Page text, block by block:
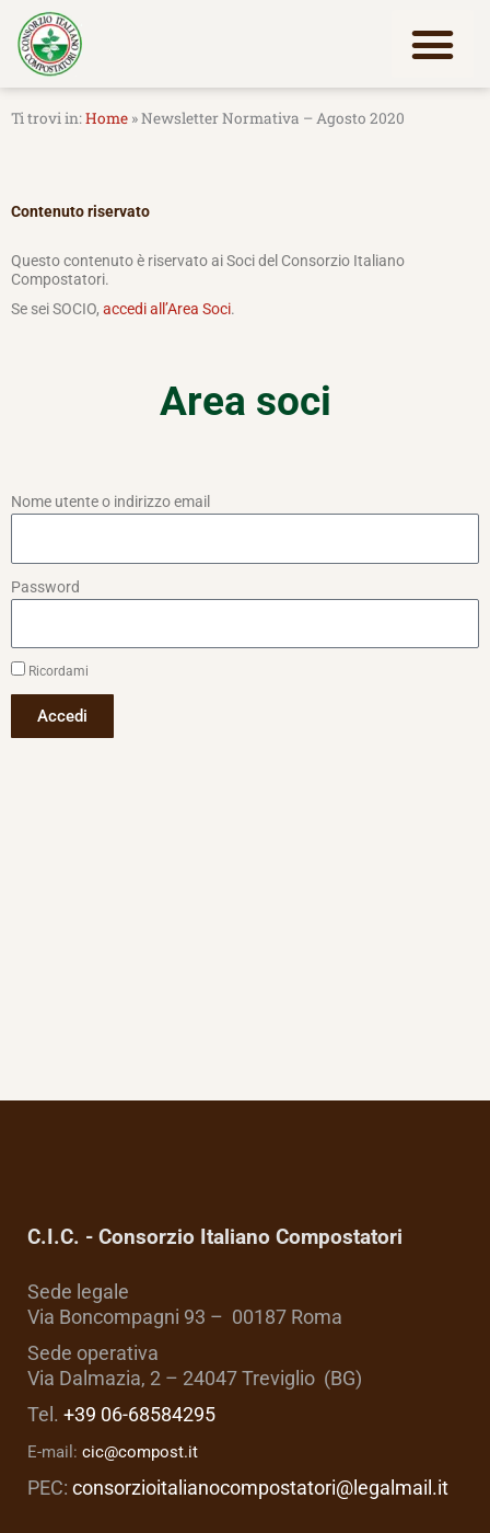
contenuto
Home »Newsletter Normativa – Agosto 2020
Contenuto riservato
Questo contenuto è riservato ai Soci del Consorzio Italiano
Compostatori.
Se sei SOCIO, accedi all’Area Soci.
Area soci
Nome utente o indirizzo email
Password
Ricordami
Accedi
C.I.C. - Consorzio Italiano Compostatori
Sede legale
Via Boncompagni 93 – 00187 Roma
Sede operativa
Via Dalmazia, 2 – 24047 Treviglio (BG)
Tel. +39 06-68584295
E-mail: cic@compost.it
PEC: consorzioitalianocompostatori@legalmail.it